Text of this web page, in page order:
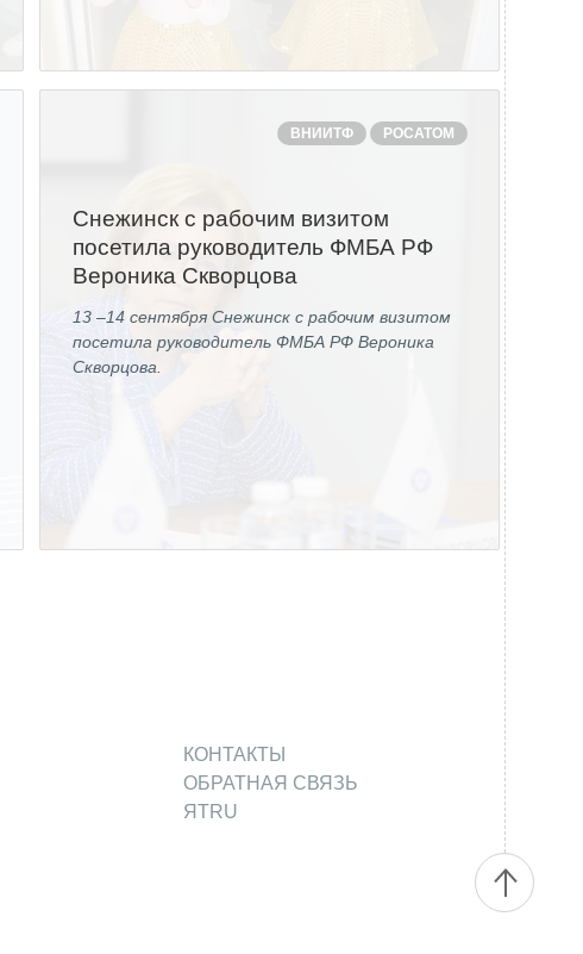
ВНИИТФ РОСАТОМ
Снежинск с рабочим визитом
посетила руководитель ФМБА РФ
Вероника Скворцова
13 –14 сентября Снежинск с рабочим визитом
посетила руководитель ФМБА РФ Вероника
Скворцова.
КОНТАКТЫ
ОБРАТНАЯ СВЯЗЬ
ЯТRU